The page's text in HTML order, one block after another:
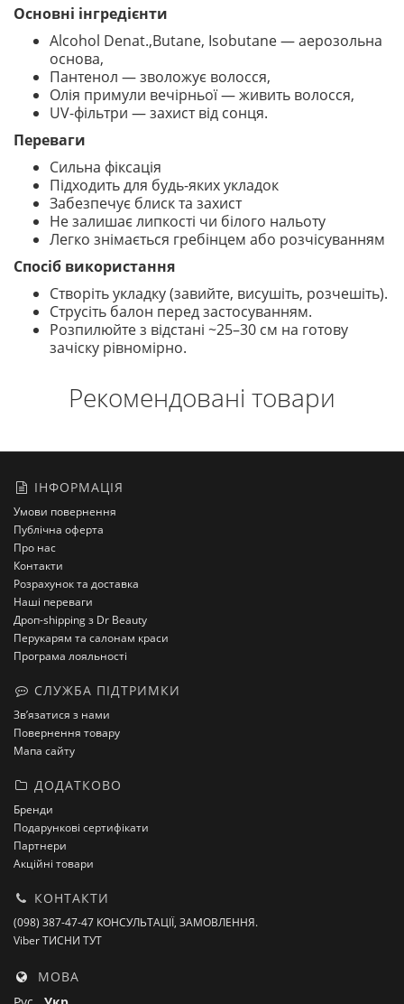
Основні інгредієнти
Alcohol Denat.,Butane, Isobutane — аерозольна
основа,
Панте­нол — зволожує волосся,
Олія примули вечірньої — живить волосся,
UV-фільтри — захист від сонця.
Переваги
Сильна фіксація
Підходить для будь-яких укладок
Забезпечує блиск та захист
Не залишає липкості чи білого нальоту
Легко знімається гребінцем або розчісуванням
Спосіб використання
Створіть укладку (завийте, висушіть, розчешіть).
Струсіть балон перед застосуванням.
Розпилюйте з відстані ~25–30 см на готову
зачіску рівномірно.
Рекомендовані товари
ІНФОРМАЦІЯ
Умови повернення
Публічна оферта
Про нас
Контакти
Розрахунок та доставка
Наші переваги
Дроп-shipping з Dr Beauty
Перукарям та салонам краси
Програма лояльності
СЛУЖБА ПІДТРИМКИ
Зв’язатися з нами
Повернення товару
Мапа сайту
ДОДАТКОВО
Бренди
Подарункові сертифікати
Партнери
Акційні товари
КОНТАКТИ
(098) 387-47-47 КОНСУЛЬТАЦІЇ, ЗАМОВЛЕННЯ.
Viber ТИСНИ ТУТ
МОВА